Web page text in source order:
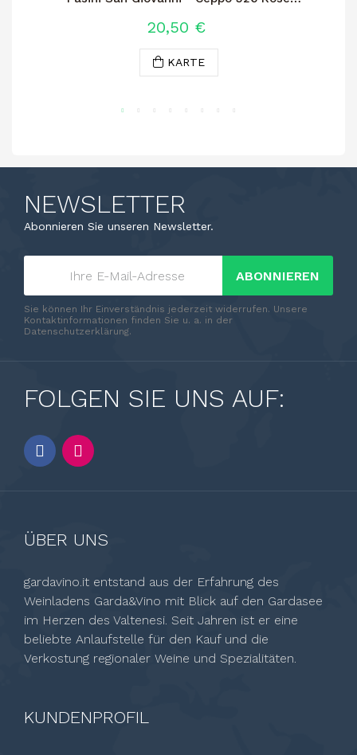
20,50 €
KARTE
NEWSLETTER
Abonnieren Sie unseren Newsletter.
ABONNIEREN
Sie können Ihr Einverständnis jederzeit widerrufen. Unsere
Kontaktinformationen finden Sie u. a. in der
Datenschutzerklärung.
FOLGEN SIE UNS AUF:
ÜBER UNS
gardavino.it entstand aus der Erfahrung des
Weinladens Garda&Vino mit Blick auf den Gardasee
im Herzen des Valtenesi. Seit Jahren ist er eine
beliebte Anlaufstelle für den Kauf und die
Verkostung regionaler Weine und Spezialitäten.
KUNDENPROFIL